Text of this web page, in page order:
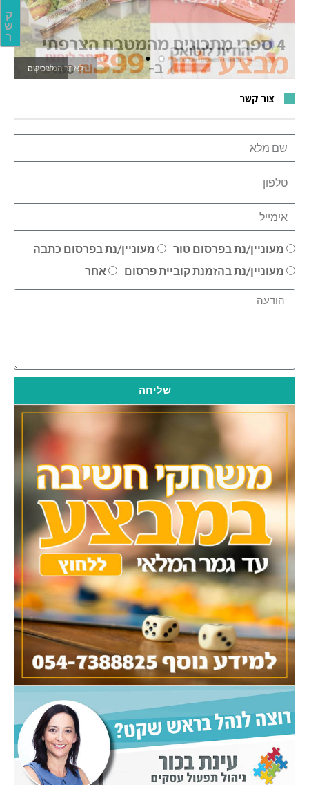
ק
ש
ר
לאתר המשחקים
צור קשר
מעוניין/נת בפרסום טור
מעוניין/נת בפרסום כתבה
מעוניין/נת בהזמנת קוביית פרסום
אחר
שליחה